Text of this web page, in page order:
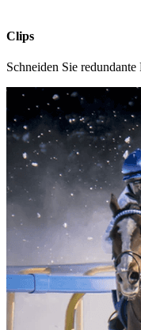
Clips
Schneiden Sie